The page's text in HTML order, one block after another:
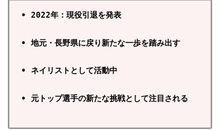
• 2022年：現役引退を発表
• 地元・長野県に戻り新たな一歩を踏み出す
• ネイリストとして活動中
• 元トップ選手の新たな挑戦として注目される